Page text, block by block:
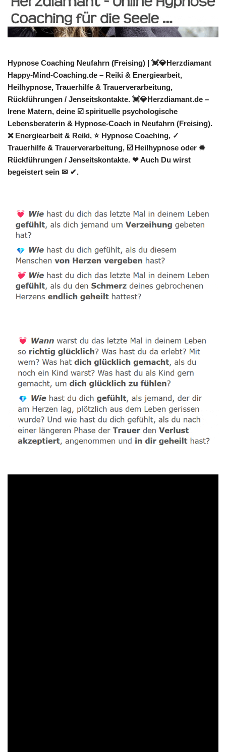
Hypnose Coaching Neufahrn (Freising) | 💓️💎Herzdiamant
Happy-Mind-Coaching.de – Reiki & Energiearbeit,
Heilhypnose, Trauerhilfe & Trauerverarbeitung,
Rückführungen / Jenseitskontakte. 💓️💎Herzdiamant.de –
Irene Matern, deine ☑️ spirituelle psychologische
Lebensberaterin & Hypnose-Coach in Neufahrn (Freising).
❌ Energiearbeit & Reiki, ⭐ Hypnose Coaching, ✓
Trauerhilfe & Trauerverarbeitung, ☑️ Heilhypnose oder ✹
Rückführungen / Jenseitskontakte. ❤ Auch Du wirst
begeistert sein ✉ ✔.